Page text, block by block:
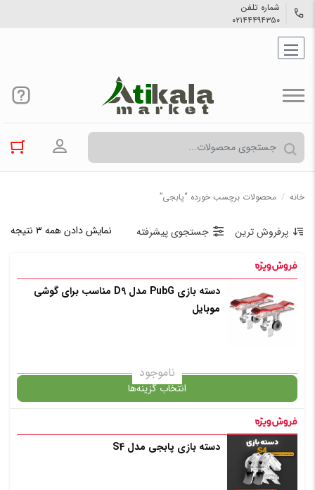
شماره تلفن
۰۲۱۴۴۴۹۴۳۵۰
ورود به
خانه / محصولات برچسب خورده “پابجی”
نمایش دادن همه ۳ نتیجه پرفروش ترین جستجوی پیشرفته
دسته بازی PubG مدل D9 مناسب برای گوشی
موبایل
ناموجود
انتخاب گزینه‌ها
گارانتی دسته بازی پابجی مدل S4